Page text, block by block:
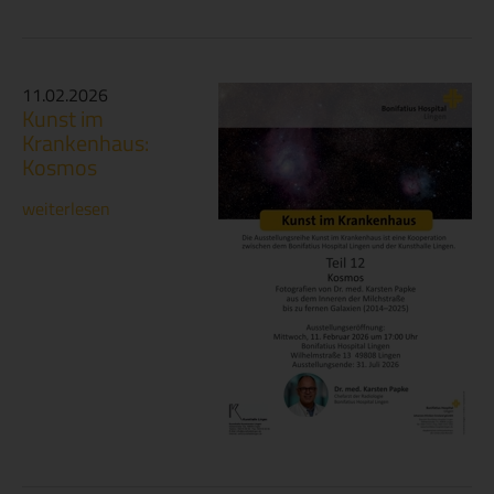
11.02.2026
Kunst im
Krankenhaus:
Kosmos
weiterlesen